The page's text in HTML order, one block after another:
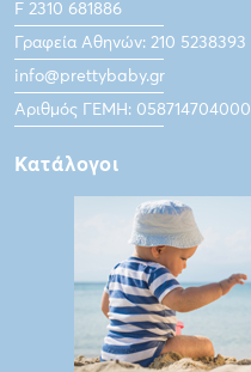
F 2310 681886
Γραφεία Αθηνών: 210 5238393
info@prettybaby.gr
Αριθμός ΓΕΜΗ: 058714704000
Κατάλογοι